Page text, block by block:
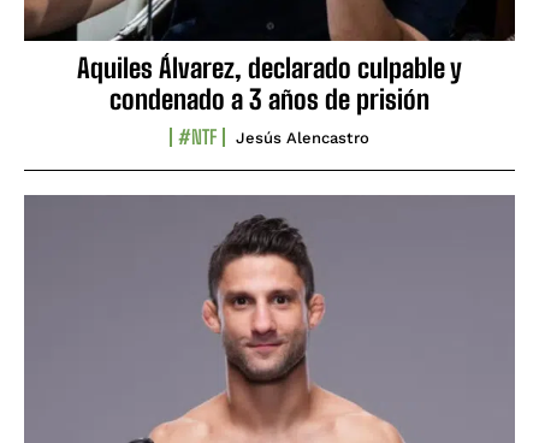
Aquiles Álvarez, declarado culpable y
condenado a 3 años de prisión
#NTF Jesús Alencastro